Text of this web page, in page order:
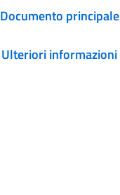
Documento principale
Ulteriori informazioni